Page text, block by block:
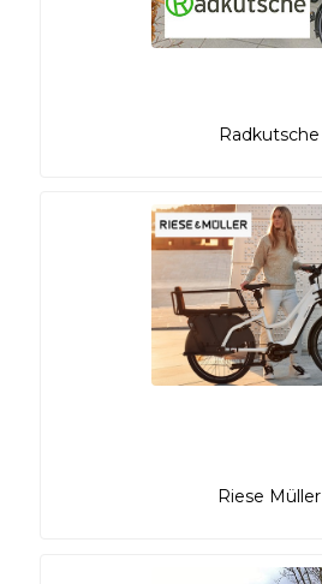
Radkutsche
Riese Müller